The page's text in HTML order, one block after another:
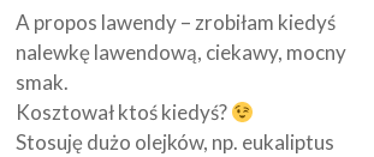
A propos lawendy – zrobiłam kiedyś
nalewkę lawendową, ciekawy, mocny
smak.
Kosztował ktoś kiedyś?
Stosuję dużo olejków, np. eukaliptus